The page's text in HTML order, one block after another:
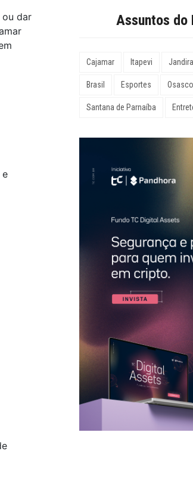
ou dar
e
Assuntos do
Cajamar Itapevi Jandira
Brasil Esportes Osasco
Santana de Parnaíba